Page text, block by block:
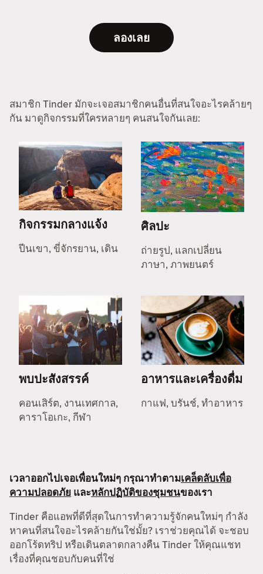
ลองเลย
สมาชิก Tinder มักจะเจอสมาชิกคนอื่นที่สนใจอะไรคล้ายๆ
กัน มาดูกิจกรรมที่ใครหลายๆ คนสนใจกันเลย:
กิจกรรมกลางแจ้ง
ปีนเขา, ขี่จักรยาน, เดิน
ศิลปะ
ถ่ายรูป, แลกเปลี่ยน
ภาษา, ภาพยนตร์
พบปะสังสรรค์
คอนเสิร์ต, งานเทศกาล,
คาราโอเกะ, กีฬา
อาหารและเครื่องดื่ม
กาแฟ, บรันช์, ทำอาหาร
เวลาออกไปเจอเพื่อนใหม่ๆ กรุณาทำตามเคล็ดลับเพื่อ
ความปลอดภัย และหลักปฏิบัติของชุมชนของเรา
Tinder คือแอพที่ดีที่สุดในการทำความรู้จักคนใหม่ๆ กำลัง
หาคนที่สนใจอะไรคล้ายกันใช่มั้ย? เราช่วยคุณได้ จะชอบ
ออกโร้ดทริป หรือเดินตลาดกลางคืน Tinder ให้คุณแชท
เรื่องที่คุณชอบกับคนที่ใช่